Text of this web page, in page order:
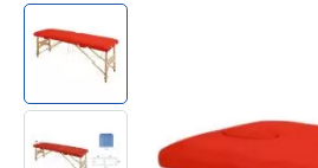
Skip
to
the
of
images
Skip
to
the
beginning
of
images